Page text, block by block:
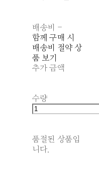
배송비 -
함께 구매 시
배송비 절약 상
품 보기
추가 금액
수량
품절된 상품입
니다.